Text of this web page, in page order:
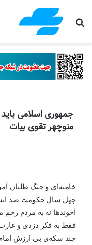
جستجو برای
جمهوری اسلامی
منوچهر تقوی بیات
خامنه‌ای و جنگ طلبان
چهل سال حکومت ضد
آخوندها نه به مردم رحم
فقط به فکر دزدی و غارت
چند سکه‌ی بی ارزش